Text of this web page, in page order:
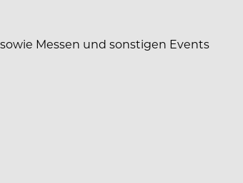
Messen und sonstigen Events